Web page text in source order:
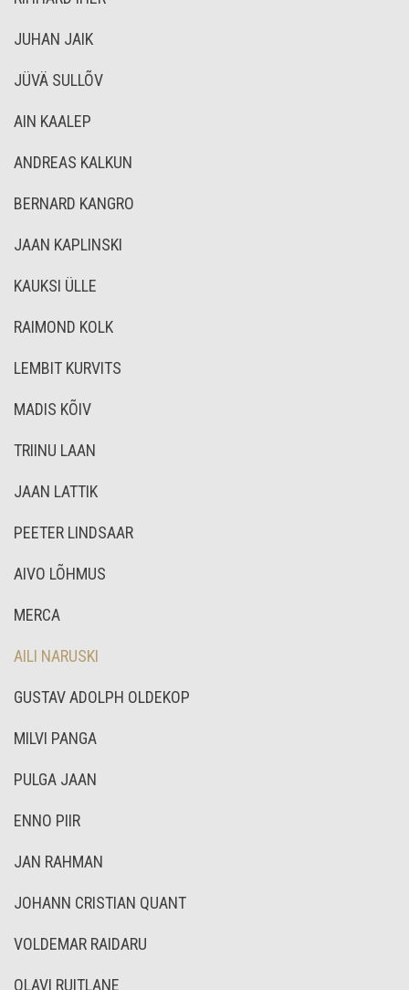
JUHAN JAIK
JÜVÄ SULLÕV
AIN KAALEP
ANDREAS KALKUN
BERNARD KANGRO
JAAN KAPLINSKI
KAUKSI ÜLLE
RAIMOND KOLK
LEMBIT KURVITS
MADIS KÕIV
TRIINU LAAN
JAAN LATTIK
PEETER LINDSAAR
AIVO LÕHMUS
MERCA
AILI NARUSKI
GUSTAV ADOLPH OLDEKOP
MILVI PANGA
PULGA JAAN
ENNO PIIR
JAN RAHMAN
JOHANN CRISTIAN QUANT
VOLDEMAR RAIDARU
OLAVI RUITLANE